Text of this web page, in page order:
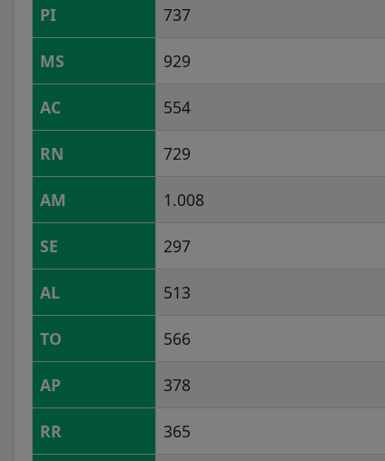
PI 737
MS 929
AC 554
RN 729
AM 1.008
SE 297
AL 513
TO 566
AP 378
RR 365